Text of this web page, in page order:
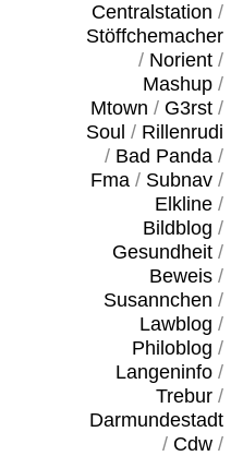
Centralstation /
Stöffchemacher
/ Norient/
Mashup/
Mtown / G3rst/
Soul / Rillenrudi
/ Bad Panda/
Fma/ Subnav/
Elkline/
Bildblog /
Gesundheit/
Beweis/
Susannchen /
Lawblog /
Philoblog /
Langeninfo/
Trebur/
Darmundestadt
/ Cdw/